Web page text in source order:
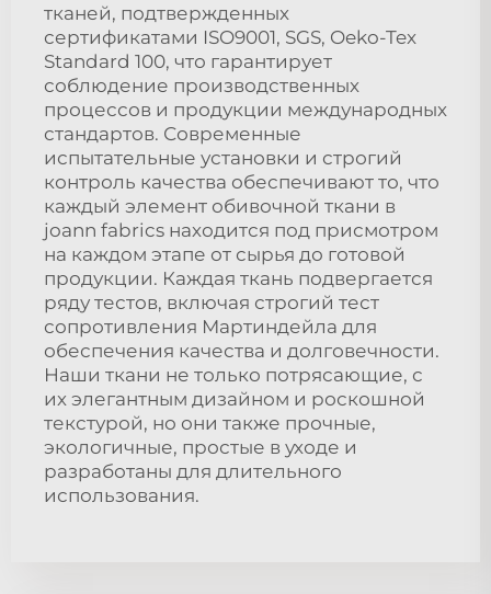
тканей, подтвержденных
сертификатами ISO9001, SGS, Oeko-Tex
Standard 100, что гарантирует
соблюдение производственных
процессов и продукции международных
стандартов. Современные
испытательные установки и строгий
контроль качества обеспечивают то, что
каждый элемент обивочной ткани в
joann fabrics находится под присмотром
на каждом этапе от сырья до готовой
продукции. Каждая ткань подвергается
ряду тестов, включая строгий тест
сопротивления Мартиндейла для
обеспечения качества и долговечности.
Наши ткани не только потрясающие, с
их элегантным дизайном и роскошной
текстурой, но они также прочные,
экологичные, простые в уходе и
разработаны для длительного
использования.